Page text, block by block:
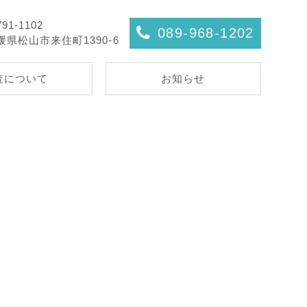
1102
県松山市来住町1390-6
089-968-1202
について お知らせ